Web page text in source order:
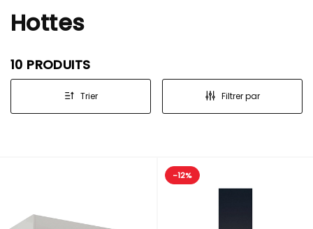
10 PRODUITS
Trier Filtrer par
-12%
Hottes